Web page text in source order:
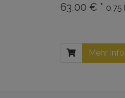
63,00 € *
Mehr